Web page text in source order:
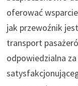
oferować
jak przewoźnik
transport
odpowiedzialna